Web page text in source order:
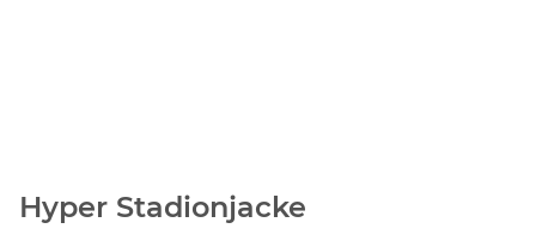
Hyper Stadionjacke